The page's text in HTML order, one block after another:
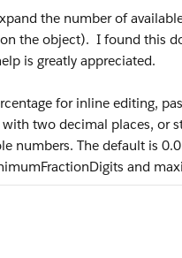
the number of
the object). I found this
is greatly appreciated.
for inline editing,
two decimal places, or
numbers. The default is
and